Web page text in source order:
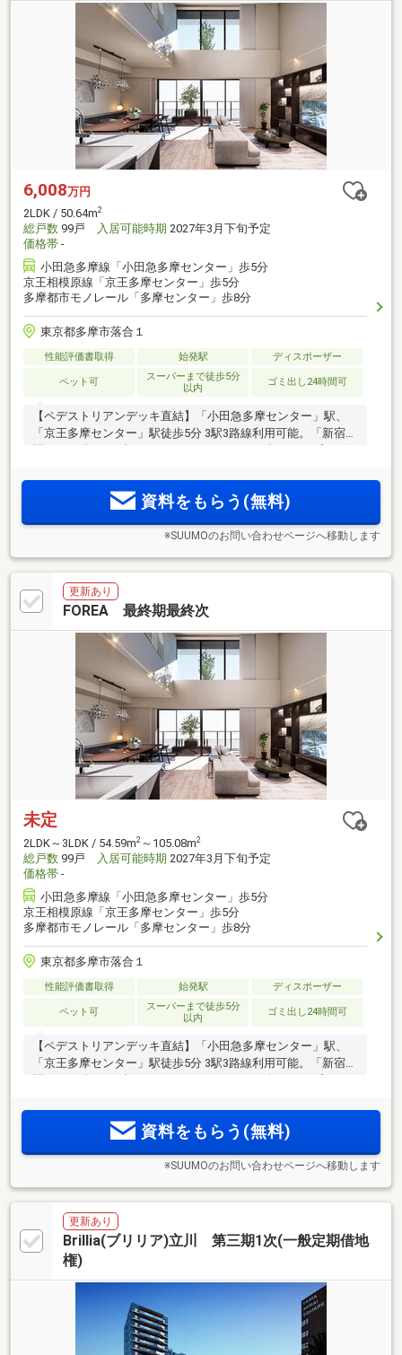
6,008万円
2LDK / 50.64m2
総戸数 99戸 入居可能時期 2027年3月下旬予定
価格帯 -
小田急多摩線「小田急多摩センター」歩5分
京王相模原線「京王多摩センター」歩5分
多摩都市モノレール「多摩センター」歩8分
東京都多摩市落合１
性能評価書取得 始発駅 ディスポーザー
ペット可
スーパーまで徒歩5分
以内
ゴミ出し24時間可
【ペデストリアンデッキ直結】「小田急多摩センター」駅、
「京王多摩センター」駅徒歩5分 3駅3路線利用可能。「新宿」
スペースなど共用施設も充実。各戸専用宅配ボックス付き
資料をもらう(無料)
※SUUMOのお問い合わせページへ移動します
更新あり
FOREA 最終期最終次
未定
2LDK～3LDK / 54.59m2 ～105.08m2
総戸数 99戸 入居可能時期 2027年3月下旬予定
価格帯 -
小田急多摩線「小田急多摩センター」歩5分
京王相模原線「京王多摩センター」歩5分
多摩都市モノレール「多摩センター」歩8分
東京都多摩市落合１
性能評価書取得 始発駅 ディスポーザー
ペット可
スーパーまで徒歩5分
以内
ゴミ出し24時間可
【ペデストリアンデッキ直結】「小田急多摩センター」駅、
「京王多摩センター」駅徒歩5分 3駅3路線利用可能。「新宿」
駅まで35分。メゾネットなど1LDK～3LDKの全20タイプ。ゲス
スペースなど共用施設も充実。各戸専用宅配ボックス付き
資料をもらう(無料)
※SUUMOのお問い合わせページへ移動します
更新あり
Brillia(ブリリア)立川 第三期1次(一般定期借地
権)